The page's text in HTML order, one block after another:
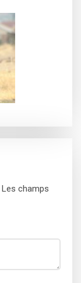
Les champs